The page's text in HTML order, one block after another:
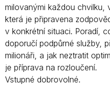
milovanými každou chvilku,
která je připravena
v konkrétní situaci. Poradí,
doporučí podpůrné služby,
milionáři, a jak neztratit
je příprava na rozloučení.
Vstupné dobrovolné.